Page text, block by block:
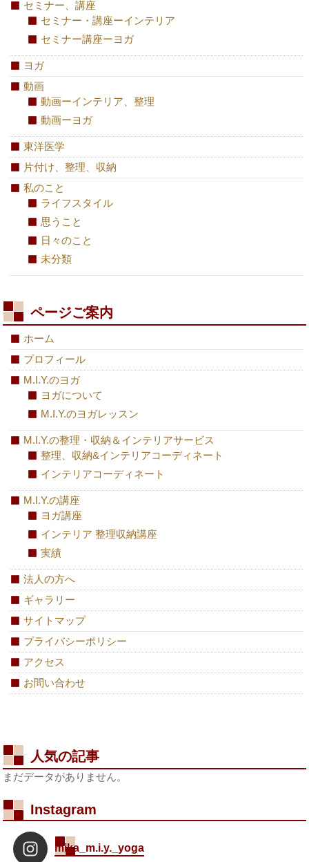
セミナー、講座
セミナー・講座ーインテリア
セミナー講座ーヨガ
ヨガ
動画
動画ーインテリア、整理
動画ーヨガ
東洋医学
片付け、整理、収納
私のこと
ライフスタイル
思うこと
日々のこと
未分類
ページご案内
ホーム
プロフィール
M.I.Y.のヨガ
ヨガについて
M.I.Y.のヨガレッスン
M.I.Y.の整理・収納＆インテリアサービス
整理、収納&インテリアコーディネート
インテリアコーディネート
M.I.Y.の講座
ヨガ講座
インテリア 整理収納講座
実績
法人の方へ
ギャラリー
サイトマップ
プライバシーポリシー
アクセス
お問い合わせ
人気の記事
まだデータがありません。
Instagram
mika_m.i.y._yoga